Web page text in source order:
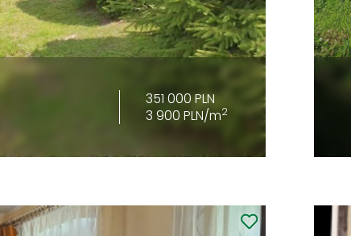
351 000 PLN
3 900 PLN/m2